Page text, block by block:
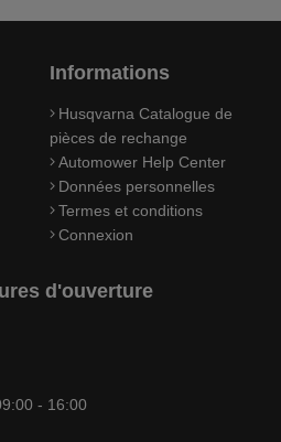
Informations
Husqvarna Catalogue de
pièces de rechange
Automower Help Center
Données personnelles
Termes et conditions
Connexion
d'ouverture
- 16:00